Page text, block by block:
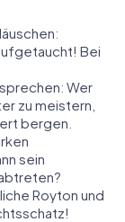
Bei
Wer
zu meistern,
bergen.
sein
Royton und